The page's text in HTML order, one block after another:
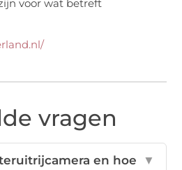
voor wat betreft
vragen
en hoe
▼